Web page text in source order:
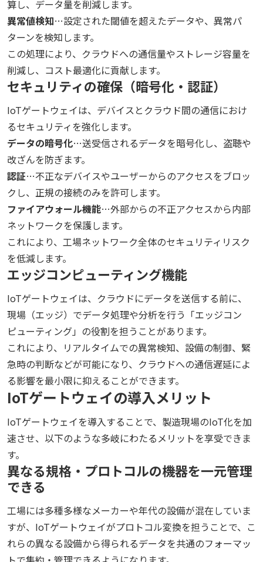
算し、データ量を削減します。
異常値検知…設定された閾値を超えたデータや、異常パ
ターンを検知します。
この処理により、クラウドへの通信量やストレージ容量を
削減し、コスト最適化に貢献します。
セキュリティの確保（暗号化・認証）
IoTゲートウェイは、デバイスとクラウド間の通信におけ
るセキュリティを強化します。
データの暗号化…送受信されるデータを暗号化し、盗聴や
改ざんを防ぎます。
認証…不正なデバイスやユーザーからのアクセスをブロッ
クし、正規の接続のみを許可します。
ファイアウォール機能…外部からの不正アクセスから内部
ネットワークを保護します。
これにより、工場ネットワーク全体のセキュリティリスク
を低減します。
エッジコンピューティング機能
IoTゲートウェイは、クラウドにデータを送信する前に、
現場（エッジ）でデータ処理や分析を行う「エッジコン
ピューティング」の役割を担うことがあります。
これにより、リアルタイムでの異常検知、設備の制御、緊
急時の判断などが可能になり、クラウドへの通信遅延によ
る影響を最小限に抑えることができます。
IoTゲートウェイの導入メリット
IoTゲートウェイを導入することで、製造現場のIoT化を加
速させ、以下のような多岐にわたるメリットを享受できま
す。
異なる規格・プロトコルの機器を一元管理
できる
工場には多種多様なメーカーや年代の設備が混在していま
すが、IoTゲートウェイがプロトコル変換を担うことで、こ
れらの異なる設備から得られるデータを共通のフォーマッ